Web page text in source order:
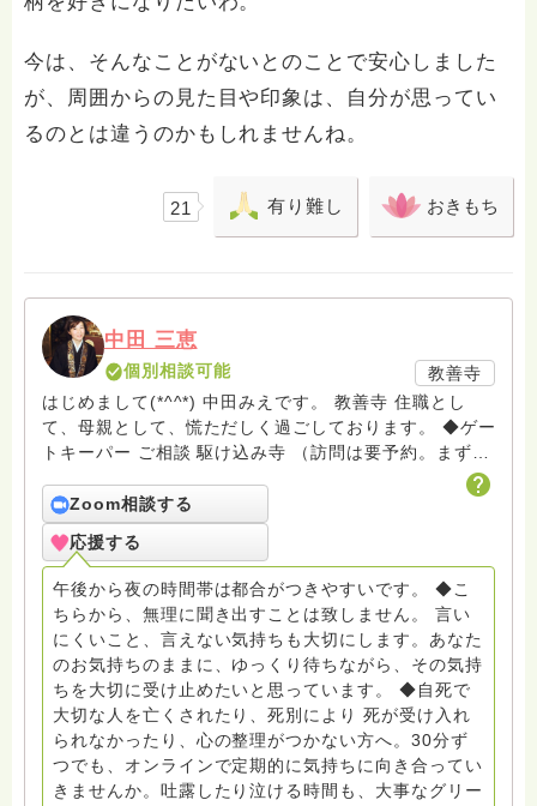
今は、そんなことがないとのことで安心しました
が、周囲からの見た目や印象は、自分が思ってい
るのとは違うのかもしれませんね。
21 有り難し おきもち
中田 三恵
個別相談可能
教善寺
はじめまして(*^^*) 中田みえです。 教善寺 住職とし
て、母親として、慌ただしく過ごしております。 ◆ゲー
トキーパー ご相談 駆け込み寺 （訪問は要予約。まずは
ターミナルケア、看取り、グリーフケア、希死念慮、自
死、産前産後うつ、育児、DV、デートDV、トラウマ、
PTSD、傾聴トレーナー、手話、要約筆記、行政相談
員、女性支援員、小学校 中学校支援員としても、ケア
サポートをしています。 ◆一般社団法人『グリーフケア
ともしび』理事長 【ともしび遺族会】運営 毎月 第１
金・昼夜2回開催（大阪駅前第3ビル） 14：00〜，18：
00〜 お問い合わせ申込⬇️こちらから
griefcare.tomoshibi@icloud.com ＊この活動は皆さま
のご支援により支えられております。ご協力をよろしく
お願いします。 ゆうちょ銀行 口座番号 普通408-
6452769 一般社団法人グリーフケアともしび ◆『ビハ
Zoom相談する
応援する
午後から夜の時間帯は都合がつきやすいです。 ◆こ
ちらから、無理に聞き出すことは致しません。 言い
にくいこと、言えない気持ちも大切にします。あなた
のお気持ちのままに、ゆっくり待ちながら、その気持
ちを大切に受け止めたいと思っています。 ◆自死で
大切な人を亡くされたり、死別により 死が受け入れ
られなかったり、心の整理がつかない方へ。30分ず
つでも、オンラインで定期的に気持ちに向き合ってい
きませんか。吐露したり泣ける時間も、大事なグリー